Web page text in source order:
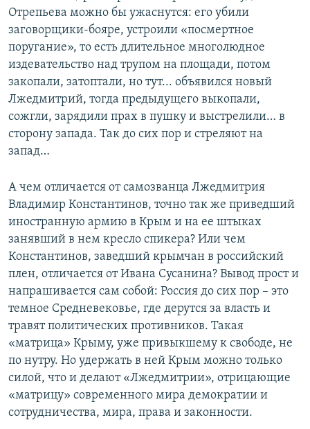
Отрепьева можно бы ужаснутся: его убили
заговорщики-бояре, устроили «посмертное
поругание», то есть длительное многолюдное
издевательство над трупом на площади, потом
закопали, затоптали, но тут... объявился новый
Лжедмитрий, тогда предыдущего выкопали,
сожгли, зарядили прах в пушку и выстрелили… в
сторону запада. Так до сих пор и стреляют на
запад…
А чем отличается от самозванца Лжедмитрия
Владимир Константинов, точно так же приведший
иностранную армию в Крым и на ее штыках
занявший в нем кресло спикера? Или чем
Константинов, заведший крымчан в российский
плен, отличается от Ивана Сусанина? Вывод прост и
напрашивается сам собой: Россия до сих пор – это
темное Средневековье, где дерутся за власть и
травят политических противников. Такая
«матрица» Крыму, уже привыкшему к свободе, не
по нутру. Но удержать в ней Крым можно только
силой, что и делают «Лжедмитрии», отрицающие
«матрицу» современного мира демократии и
сотрудничества, мира, права и законности.